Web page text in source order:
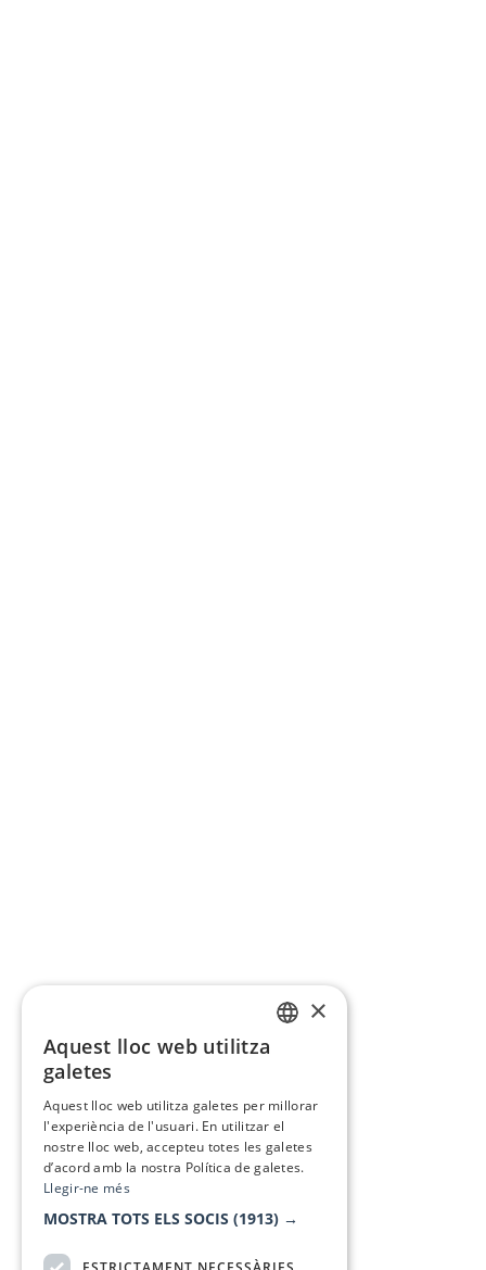
×
Aquest lloc web utilitza
galetes
Aquest lloc web utilitza galetes per millorar
l'experiència de l'usuari. En utilitzar el
nostre lloc web, accepteu totes les galetes
d’acord amb la nostra Política de galetes.
Llegir-ne més
MOSTRA TOTS ELS SOCIS (1913) →